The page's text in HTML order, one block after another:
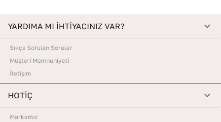
YARDIMA MI İHTİYACINIZ VAR?
Sıkça Sorulan Sorular
Müşteri Memnuniyeti
İletişim
HOTİÇ
Markamız